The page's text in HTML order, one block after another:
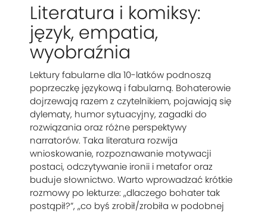
Literatura i komiksy:
język, empatia,
wyobraźnia
Lektury fabularne dla 10-latków podnoszą
poprzeczkę językową i fabularną. Bohaterowie
dojrzewają razem z czytelnikiem, pojawiają się
dylematy, humor sytuacyjny, zagadki do
rozwiązania oraz różne perspektywy
narratorów. Taka literatura rozwija
wnioskowanie, rozpoznawanie motywacji
postaci, odczytywanie ironii i metafor oraz
buduje słownictwo. Warto wprowadzać krótkie
rozmowy po lekturze: „dlaczego bohater tak
postąpił?”, „co byś zrobił/zrobiła w podobnej